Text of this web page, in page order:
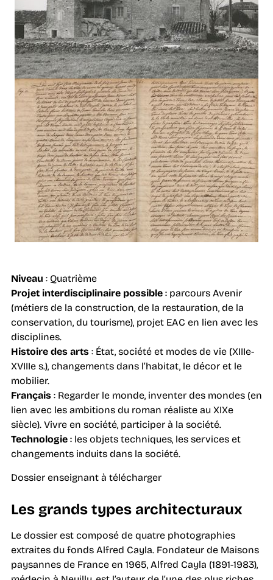
Niveau : Quatrième
Projet interdisciplinaire possible: parcours Avenir
(métiers de la construction, de la restauration, de la
conservation, du tourisme), projet EAC en lien avec les
disciplines.
Histoire des arts: État, société et modes de vie (XIIIe-
XVIIIe s.), changements dans l’habitat, le décor et le
mobilier.
Français: Regarder le monde, inventer des mondes (en
lien avec les ambitions du roman réaliste au XIXe
siècle). Vivre en société, participer à la société.
Technologie: les objets techniques, les services et
changements induits dans la société.
Dossier enseignant à télécharger
Les grands types architecturaux
Le dossier est composé de quatre photographies
extraites du fonds Alfred Cayla. Fondateur de Maisons
paysannes de France en 1965, Alfred Cayla (1891-1983),